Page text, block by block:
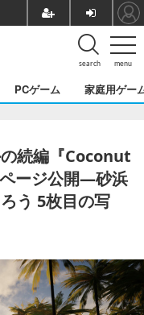
menu
search
PCゲーム 家庭用ゲー
続編『Coconut
ージ公開―砂浜
う 5枚目の写